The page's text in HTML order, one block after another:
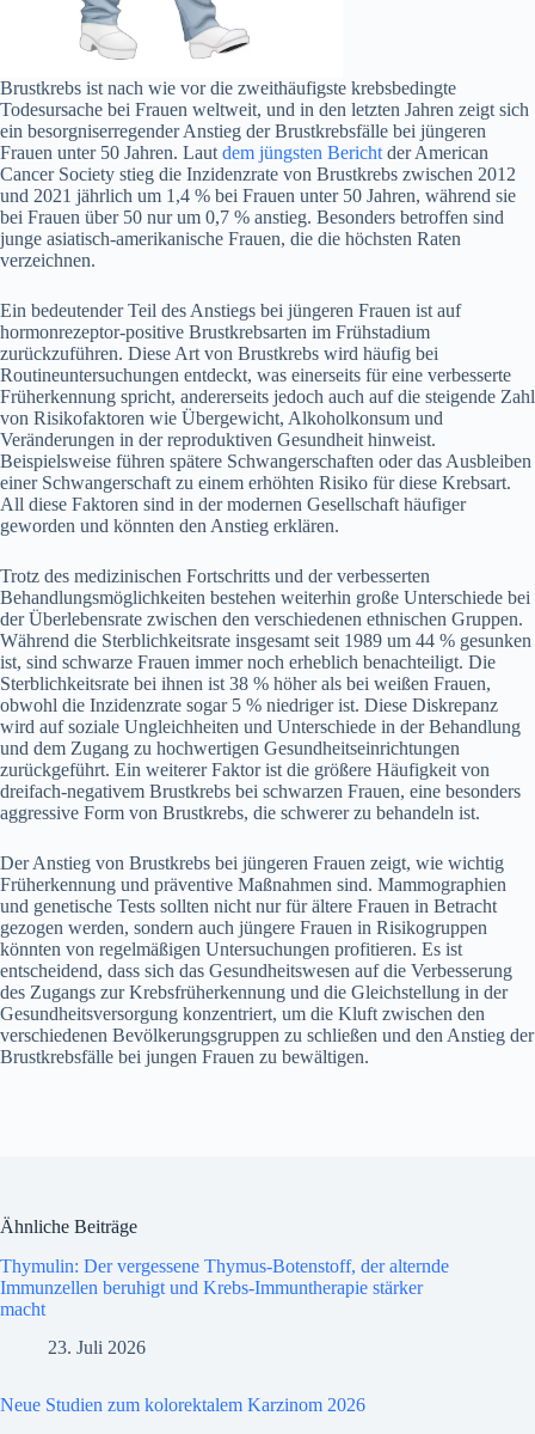
Brustkrebs ist nach wie vor die zweithäufigste krebsbedingte
Todesursache bei Frauen weltweit, und in den letzten Jahren zeigt sich
ein besorgniserregender Anstieg der Brustkrebsfälle bei jüngeren
Frauen unter 50 Jahren. Laut dem jüngsten Bericht der American
Cancer Society stieg die Inzidenzrate von Brustkrebs zwischen 2012
und 2021 jährlich um 1,4 % bei Frauen unter 50 Jahren, während sie
bei Frauen über 50 nur um 0,7 % anstieg. Besonders betroffen sind
junge asiatisch-amerikanische Frauen, die die höchsten Raten
verzeichnen​.
Ein bedeutender Teil des Anstiegs bei jüngeren Frauen ist auf
hormonrezeptor-positive Brustkrebsarten im Frühstadium
zurückzuführen. Diese Art von Brustkrebs wird häufig bei
Routineuntersuchungen entdeckt, was einerseits für eine verbesserte
Früherkennung spricht, andererseits jedoch auch auf die steigende Zahl
von Risikofaktoren wie Übergewicht, Alkoholkonsum und
Veränderungen in der reproduktiven Gesundheit hinweist.
Beispielsweise führen spätere Schwangerschaften oder das Ausbleiben
einer Schwangerschaft zu einem erhöhten Risiko für diese Krebsart.
All diese Faktoren sind in der modernen Gesellschaft häufiger
geworden und könnten den Anstieg erklären.
Trotz des medizinischen Fortschritts und der verbesserten
Behandlungsmöglichkeiten bestehen weiterhin große Unterschiede bei
der Überlebensrate zwischen den verschiedenen ethnischen Gruppen.
Während die Sterblichkeitsrate insgesamt seit 1989 um 44 % gesunken
ist, sind schwarze Frauen immer noch erheblich benachteiligt. Die
Sterblichkeitsrate bei ihnen ist 38 % höher als bei weißen Frauen,
obwohl die Inzidenzrate sogar 5 % niedriger ist. Diese Diskrepanz
wird auf soziale Ungleichheiten und Unterschiede in der Behandlung
und dem Zugang zu hochwertigen Gesundheitseinrichtungen
zurückgeführt. Ein weiterer Faktor ist die größere Häufigkeit von
dreifach-negativem Brustkrebs bei schwarzen Frauen, eine besonders
aggressive Form von Brustkrebs, die schwerer zu behandeln ist​.
Der Anstieg von Brustkrebs bei jüngeren Frauen zeigt, wie wichtig
Früherkennung und präventive Maßnahmen sind. Mammographien
und genetische Tests sollten nicht nur für ältere Frauen in Betracht
gezogen werden, sondern auch jüngere Frauen in Risikogruppen
könnten von regelmäßigen Untersuchungen profitieren. Es ist
entscheidend, dass sich das Gesundheitswesen auf die Verbesserung
des Zugangs zur Krebsfrüherkennung und die Gleichstellung in der
Gesundheitsversorgung konzentriert, um die Kluft zwischen den
verschiedenen Bevölkerungsgruppen zu schließen und den Anstieg der
Brustkrebsfälle bei jungen Frauen zu bewältigen.
Ähnliche Beiträge
Thymulin: Der vergessene Thymus-Botenstoff, der alternde
Immunzellen beruhigt und Krebs-Immuntherapie stärker
macht
23. Juli 2026
Neue Studien zum kolorektalem Karzinom 2026